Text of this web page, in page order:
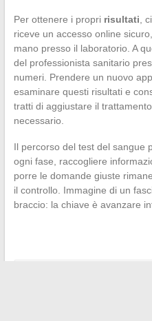
Per ottenere i propri risultati ,
riceve un accesso online
mano presso il laboratorio. A
del professionista sanitario
numeri. Prendere un nuovo
esaminare questi risultati e
tratti di aggiustare il
necessario.
Il percorso del test del sangue
ogni fase, raccogliere
porre le domande giuste
il controllo. Immagine di un
braccio: la chiave è avanzare